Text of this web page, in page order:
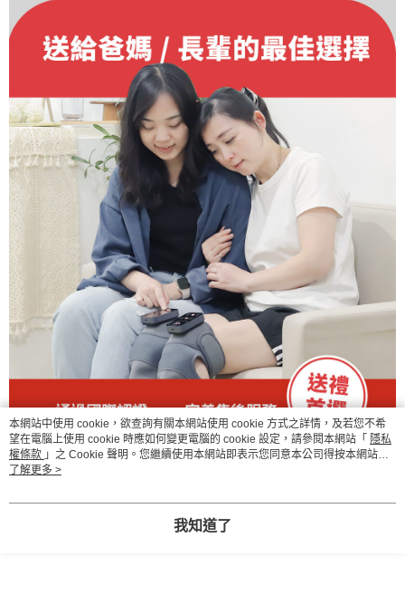
本網站中使用 cookie，欲查詢有關本網站使用 cookie 方式之詳情，及若您不希
望在電腦上使用 cookie 時應如何變更電腦的 cookie 設定，請參閱本網站「 隱私
權條款 」之 Cookie 聲明。您繼續使用本網站即表示您同意本公司得按本網站使
用條款之 Cookie 聲明使用 cookie。
了解更多 >
我知道了